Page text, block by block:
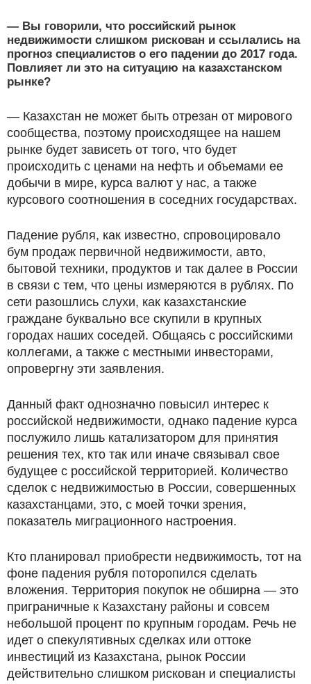
— Вы говорили, что российский рынок
недвижимости слишком рискован и ссылались на
прогноз специалистов о его падении до 2017 года.
Повлияет ли это на ситуацию на казахстанском
рынке?
— Казахстан не может быть отрезан от мирового
сообщества, поэтому происходящее на нашем
рынке будет зависеть от того, что будет
происходить с ценами на нефть и объемами ее
добычи в мире, курса валют у нас, а также
курсового соотношения в соседних государствах.
Падение рубля, как известно, спровоцировало
бум продаж первичной недвижимости, авто,
бытовой техники, продуктов и так далее в России
в связи с тем, что цены измеряются в рублях. По
сети разошлись слухи, как казахстанские
граждане буквально все скупили в крупных
городах наших соседей. Общаясь с российскими
коллегами, а также с местными инвесторами,
опровергну эти заявления.
Данный факт однозначно повысил интерес к
российской недвижимости, однако падение курса
послужило лишь катализатором для принятия
решения тех, кто так или иначе связывал свое
будущее с российской территорией. Количество
сделок с недвижимостью в России, совершенных
казахстанцами, это, с моей точки зрения,
показатель миграционного настроения.
Кто планировал приобрести недвижимость, тот на
фоне падения рубля поторопился сделать
вложения. Территория покупок не обширна — это
приграничные к Казахстану районы и совсем
небольшой процент по крупным городам. Речь не
идет о спекулятивных сделках или оттоке
инвестиций из Казахстана, рынок России
действительно слишком рискован и специалисты